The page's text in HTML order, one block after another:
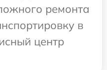
ремонта
в
центр